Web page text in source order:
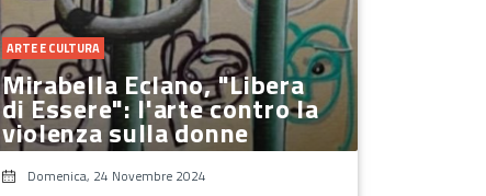
ARTE E CULTURA
Mirabella Eclano, "Libera
di Essere": l'arte contro la
violenza sulla donne
Domenica, 24 Novembre 2024